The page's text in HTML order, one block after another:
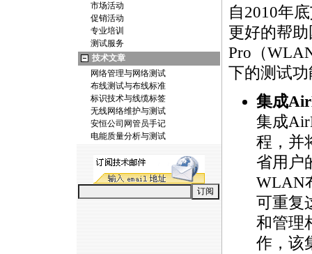
市场活动
促销活动
专业培训
测试服务
技术文章
网络管理与网络测试
布线测试与布线标准
标识技术与线缆标签
无线网络维护与测试
安恒公司网管员手记
电能质量分析与测试
自2010年
更好的帮
Pro（
下的测试
集成
集成
程，并
省用户
WLAN
可重复
和管理
作，该